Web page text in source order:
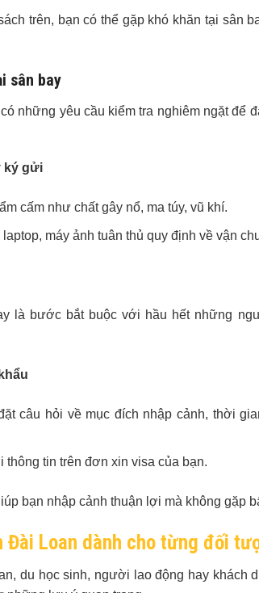
trên, bạn có thể gặp khó khăn tại sân
sân bay
những yêu cầu kiểm tra nghiêm ngặt để
ký gửi
cấm như chất gây nổ, ma túy, vũ khí.
máy ảnh tuân thủ quy định về vận
là bước bắt buộc với hầu hết những
câu hỏi về mục đích nhập cảnh, thời
thông tin trên đơn xin visa của bạn.
bạn nhập cảnh thuận lợi mà không gặp
Đài Loan dành cho từng đối
du học sinh, người lao động hay khách